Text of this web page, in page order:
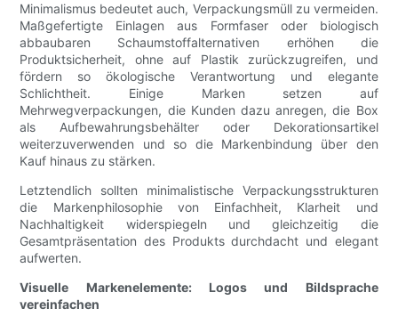
Minimalismus bedeutet auch, Verpackungsmüll zu vermeiden.
Maßgefertigte Einlagen aus Formfaser oder biologisch
abbaubaren Schaumstoffalternativen erhöhen die
Produktsicherheit, ohne auf Plastik zurückzugreifen, und
fördern so ökologische Verantwortung und elegante
Schlichtheit. Einige Marken setzen auf
Mehrwegverpackungen, die Kunden dazu anregen, die Box
als Aufbewahrungsbehälter oder Dekorationsartikel
weiterzuverwenden und so die Markenbindung über den
Kauf hinaus zu stärken.
Letztendlich sollten minimalistische Verpackungsstrukturen
die Markenphilosophie von Einfachheit, Klarheit und
Nachhaltigkeit widerspiegeln und gleichzeitig die
Gesamtpräsentation des Produkts durchdacht und elegant
aufwerten.
Visuelle Markenelemente: Logos und Bildsprache
vereinfachen